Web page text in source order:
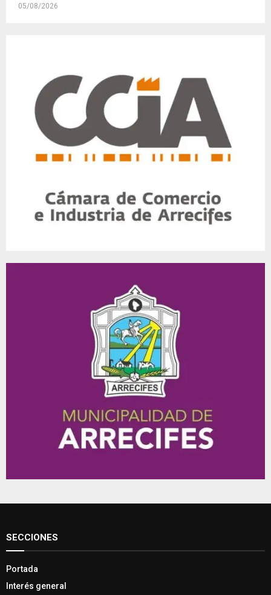
05/08/2026
SECCIONES
Portada
Interés general